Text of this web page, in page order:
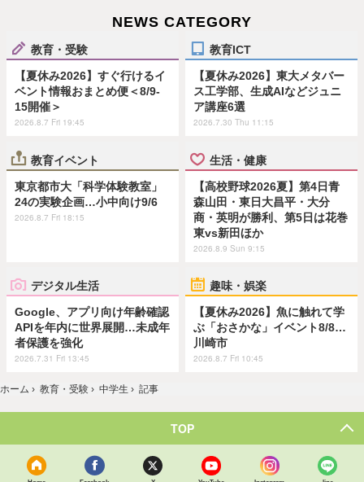
NEWS CATEGORY
教育・受験
【夏休み2026】すぐ行けるイ
ベント情報おまとめ便＜8/9-
15開催＞
2026.8.7 Fri 19:45
教育ICT
【夏休み2026】東大メタバー
ス工学部、生成AIなどジュニ
ア講座6選
2026.7.30 Thu 11:15
教育イベント
東京都市大「科学体験教室」
24の実験企画…小中向け9/6
2026.8.7 Fri 18:15
生活・健康
【高校野球2026夏】第4日青
森山田・東日大昌平・大分
商・英明が勝利、第5日は花巻
東vs新田ほか
2026.8.9 Sun 9:15
デジタル生活
Google、アプリ向け年齢確認
APIを年内に世界展開…未成年
者保護を強化
2026.7.31 Fri 13:45
趣味・娯楽
【夏休み2026】魚に触れて学
ぶ「おさかな」イベント8/8…
川崎市
2026.8.7 Fri 10:45
ホーム › 教育・受験 › 中学生 › 記事
TOP